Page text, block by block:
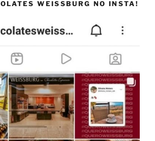
WEISSBURG NO INSTA!